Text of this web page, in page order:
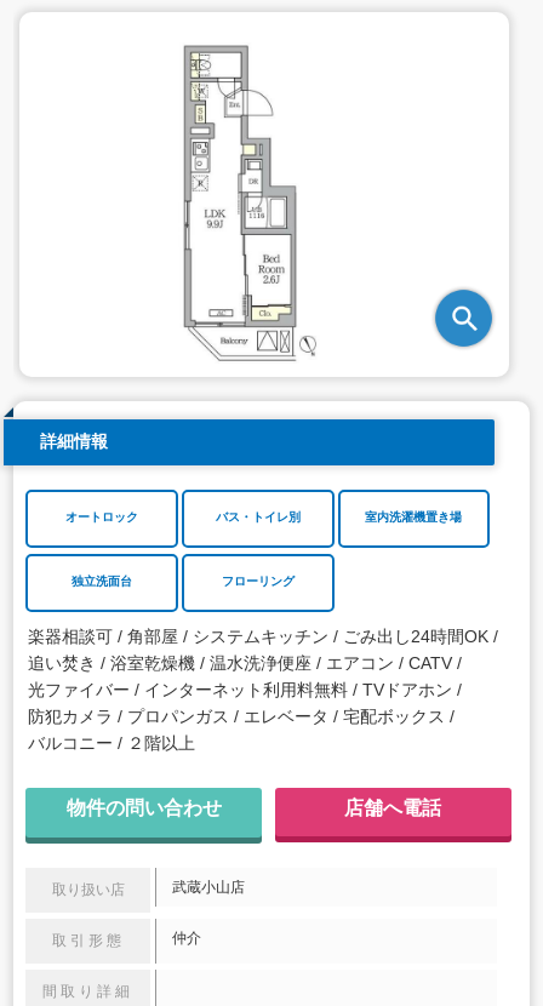
詳細情報
オートロック バス・トイレ別 室内洗濯機置き場
独立洗面台 フローリング
楽器相談可 角部屋 システムキッチン
ごみ出し24時間OK
追い焚き
浴室乾燥機 温水洗浄便座 エアコン
CATV
光ファイバー
インターネット利用料無料
TVドアホン
防犯カメラ
プロパンガス エレベータ
宅配ボックス
バルコニー
２階以上
物件の問い合わせ 店舗へ電話
取り扱い店 武蔵小山店
取引形態 仲介
間取り詳細